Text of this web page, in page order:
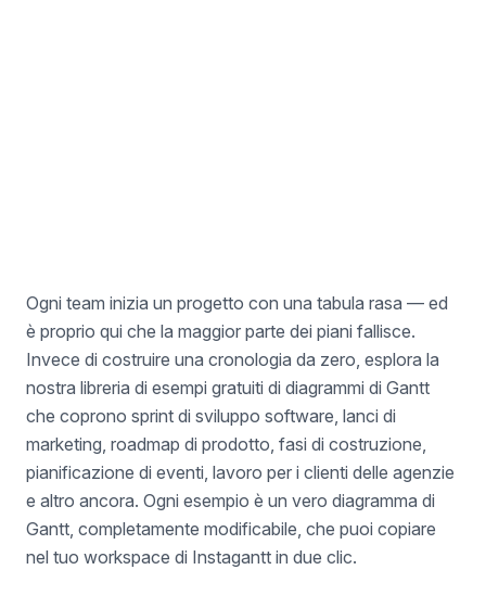
Ogni team inizia un progetto con una tabula rasa — ed
è proprio qui che la maggior parte dei piani fallisce.
Invece di costruire una cronologia da zero, esplora la
nostra libreria di esempi gratuiti di diagrammi di Gantt
che coprono sprint di sviluppo software, lanci di
marketing, roadmap di prodotto, fasi di costruzione,
pianificazione di eventi, lavoro per i clienti delle agenzie
e altro ancora. Ogni esempio è un vero diagramma di
Gantt, completamente modificabile, che puoi copiare
nel tuo workspace di Instagantt in due clic.